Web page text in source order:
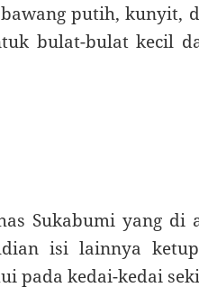
putih, kunyit,
bulat-bulat kecil
Sukabumi yang di
isi lainnya
pada kedai-kedai